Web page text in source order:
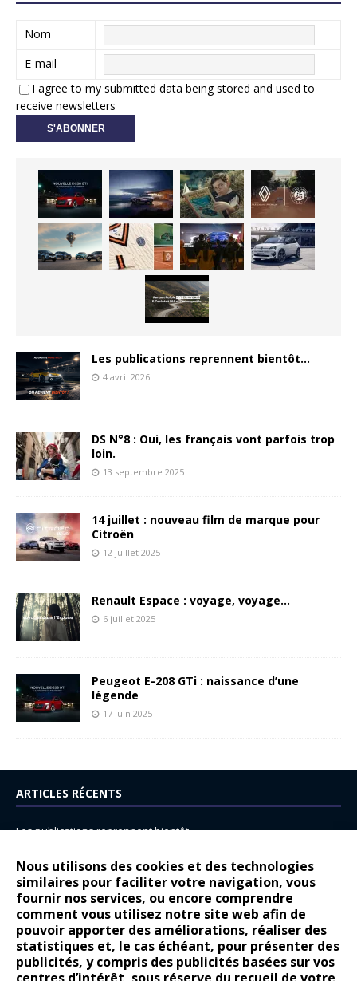
Nous utilisons des cookies et des technologies
similaires pour faciliter votre navigation, vous
fournir nos services, ou encore comprendre
comment vous utilisez notre site web afin de
pouvoir apporter des améliorations, réaliser des
statistiques et, le cas échéant, pour présenter des
publicités, y compris des publicités basées sur vos
Nom
E-mail
I agree to my submitted data being stored and used to
receive newsletters
Les publications reprennent bientôt…
4 avril 2026
DS N°8 : Oui, les français vont parfois trop
loin.
13 septembre 2025
14 juillet : nouveau film de marque pour
Citroën
12 juillet 2025
Renault Espace : voyage, voyage…
6 juillet 2025
Peugeot E-208 GTi : naissance d’une
légende
17 juin 2025
ARTICLES RÉCENTS
Les publications reprennent bientôt…
14 juillet : nouveau film de marque pour Citroën
Renault Espace : voyage, voyage…
Peugeot E-208 GTi : naissance d’une légende
COMMENTAIRES RÉCENTS